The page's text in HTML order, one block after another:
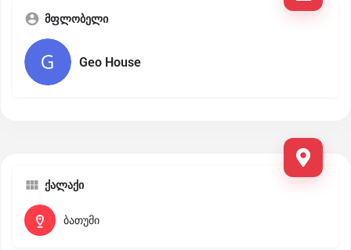
მფლობელი
Geo House
ქალაქი
ბათუმი